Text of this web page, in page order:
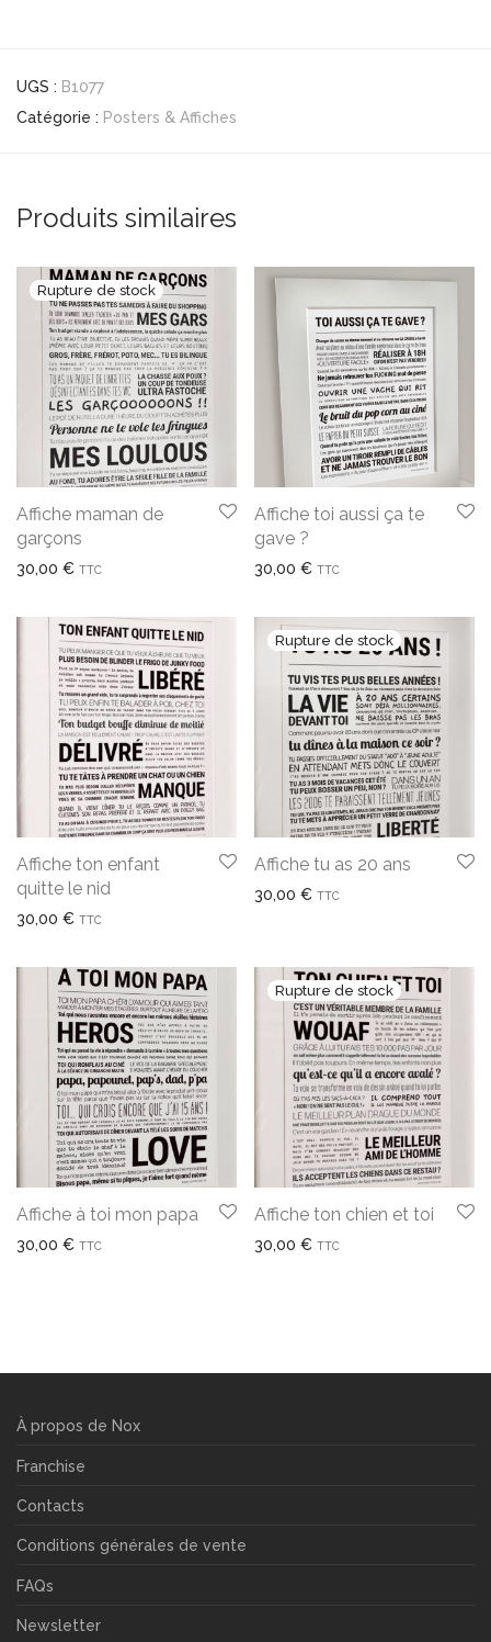
UGS : B1077
Catégorie : Posters & Affiches
Produits similaires
Affiche maman de
garçons
30,00 € TTC
Affiche toi aussi ça te
gave ?
30,00 € TTC
Affiche ton enfant
quitte le nid
30,00 € TTC
Affiche tu as 20 ans
30,00 € TTC
Affiche à toi mon papa
30,00 € TTC
Affiche ton chien et toi
30,00 € TTC
À propos de Nox
Franchise
Contacts
Conditions générales de vente
FAQs
Newsletter